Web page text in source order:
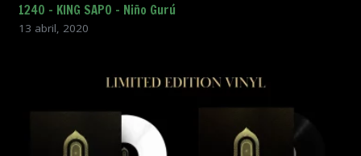
1240 – KING SAPO – Niño Gurú
13 abril, 2020